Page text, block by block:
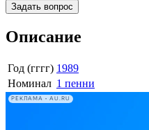
Задать вопрос
Описание
Год (гггг) 1989
Номинал 1 пенни
РЕКЛАМА • AU.RU